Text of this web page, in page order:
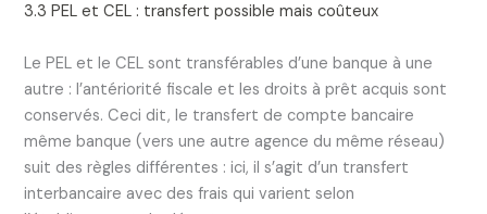
3.3 PEL et CEL : transfert possible mais coûteux
Le PEL et le CEL sont transférables d’une banque à une
autre : l’antériorité fiscale et les droits à prêt acquis sont
conservés. Ceci dit, le transfert de compte bancaire
même banque (vers une autre agence du même réseau)
suit des règles différentes : ici, il s’agit d’un transfert
interbancaire avec des frais qui varient selon